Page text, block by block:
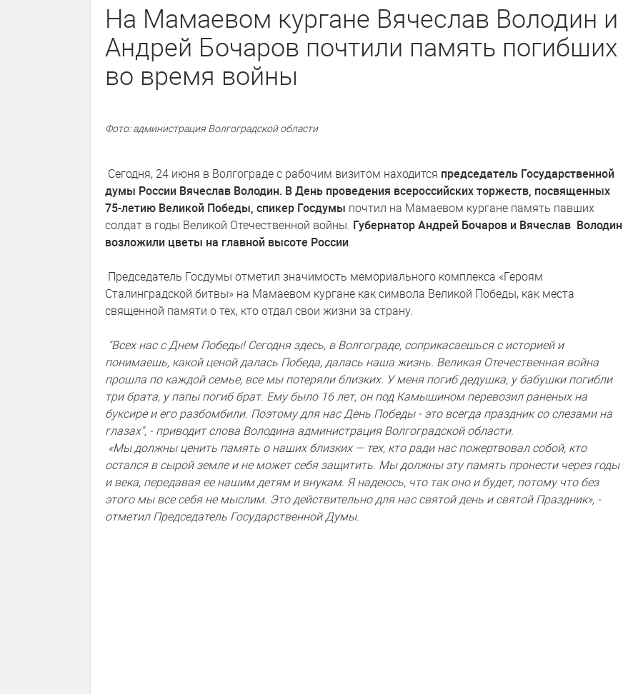
На Мамаевом кургане Вячеслав Володин и
Андрей Бочаров почтили память погибших
во время войны
Фото: администрация Волгоградской области
Сегодня, 24 июня в Волгограде с рабочим визитом находится председатель Государственной
думы России Вячеслав Володин. В День проведения всероссийских торжеств, посвященных
75-летию Великой Победы, спикер Госдумы почтил на Мамаевом кургане память павших
солдат в годы Великой Отечественной войны. Губернатор Андрей Бочаров и Вячеслав Володин
возложили цветы на главной высоте России.
Председатель Госдумы отметил значимость мемориального комплекса «Героям
Сталинградской битвы» на Мамаевом кургане как символа Великой Победы, как места
священной памяти о тех, кто отдал свои жизни за страну.
"Всех нас с Днем Победы! Сегодня здесь, в Волгограде, соприкасаешься с историей и
понимаешь, какой ценой далась Победа, далась наша жизнь. Великая Отечественная война
прошла по каждой семье, все мы потеряли близких. У меня погиб дедушка, у бабушки погибли
три брата, у папы погиб брат. Ему было 16 лет, он под Камышином перевозил раненых на
буксире и его разбомбили. Поэтому для нас День Победы - это всегда праздник со слезами на
глазах", - приводит слова Володина администрация Волгоградской области.
«Мы должны ценить память о наших близких — тех, кто ради нас пожертвовал собой, кто
остался в сырой земле и не может себя защитить. Мы должны эту память пронести через годы
и века, передавая ее нашим детям и внукам. Я надеюсь, что так оно и будет, потому что без
этого мы все себя не мыслим. Это действительно для нас святой день и святой Праздник», -
отметил Председатель Государственной Думы.